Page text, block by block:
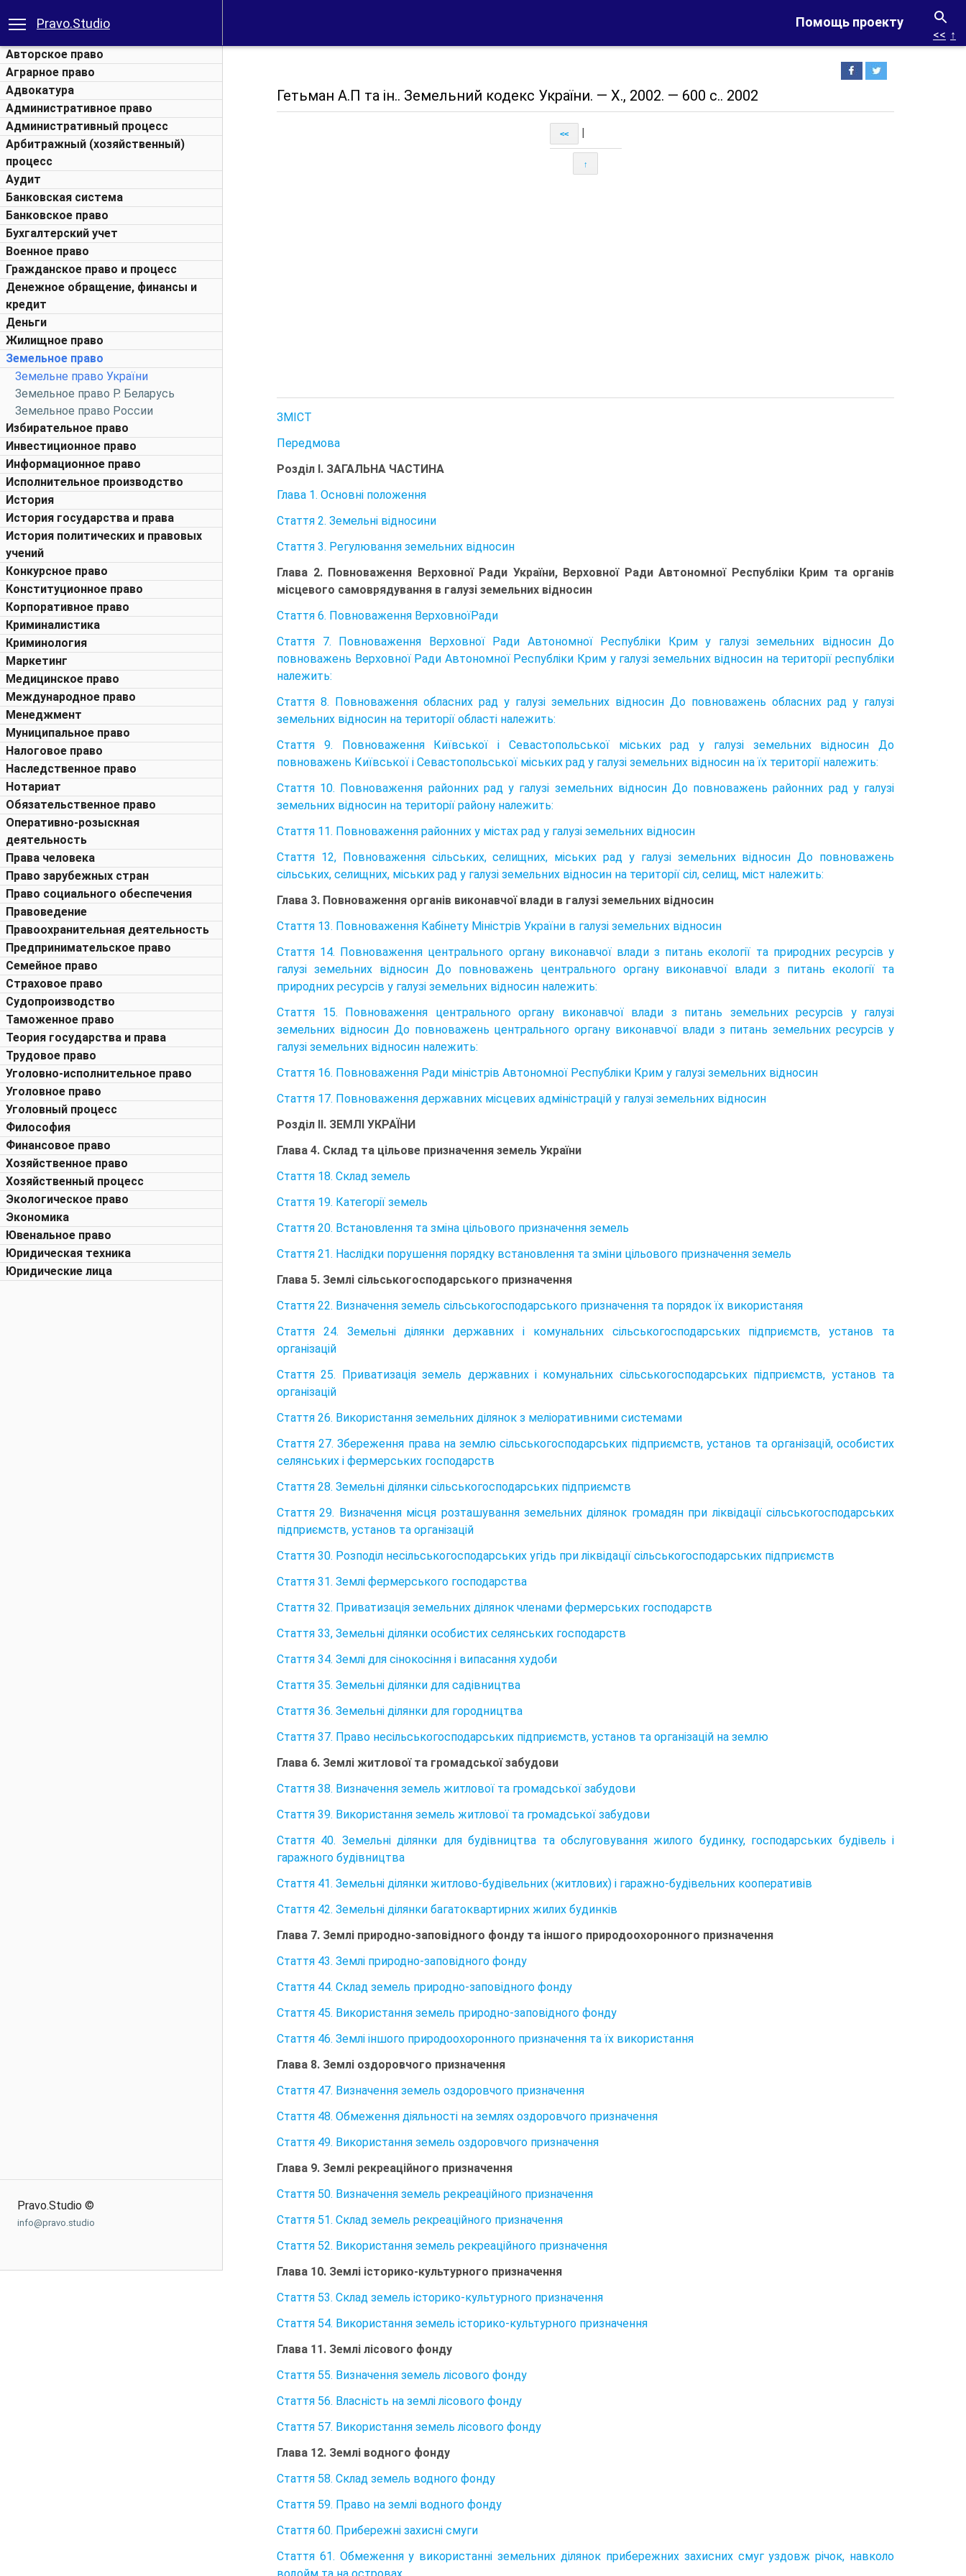
Помощь проекту
Pravo.Studio
Авторское право
Аграрное право
Адвокатура
Административное право
Административный процесс
Арбитражный (хозяйственный)
процесс
Аудит
Банковская система
Банковское право
Бухгалтерский учет
Военное право
Гражданское право и процесс
Денежное обращение, финансы и
кредит
Деньги
Жилищное право
Земельное право
Земельне право України
Земельное право Р. Беларусь
Земельное право России
Избирательное право
Инвестиционное право
Информационное право
Исполнительное производство
История
История государства и права
История политических и правовых
учений
Конкурсное право
Конституционное право
Корпоративное право
Криминалистика
Криминология
Маркетинг
Медицинское право
Международное право
Менеджмент
Муниципальное право
Налоговое право
Наследственное право
Нотариат
Обязательственное право
Оперативно-розыскная
деятельность
Права человека
Право зарубежных стран
Право социального обеспечения
Правоведение
Правоохранительная деятельность
Предпринимательское право
Семейное право
Страховое право
Судопроизводство
Таможенное право
Теория государства и права
Трудовое право
Уголовно-исполнительное право
Уголовное право
Уголовный процесс
Философия
Финансовое право
Хозяйственное право
Хозяйственный процесс
Экологическое право
Экономика
Ювенальное право
Юридическая техника
Юридические лица
Pravo.Studio ©
info@pravo.studio
<< ↑
Гетьман А.П та ін.. Земельний кодекс України. — X., 2002. — 600 с.. 2002
<<
↑
ЗМІСТ
Передмова
Розділ І. ЗАГАЛЬНА ЧАСТИНА
Глава 1. Основні положення
Стаття 2. Земельні відносини
Стаття 3. Регулювання земельних відносин
Глава 2. Повноваження Верховної Ради України, Верховної Ради Автономної Республіки Крим та органів
місцевого самоврядування в галузі земельних відносин
Стаття 6. Повноваження ВерховноїРади
Стаття 7. Повноваження Верховної Ради Автономної Республіки Крим у галузі земельних відносин До
повноважень Верховної Ради Автономної Рес­публіки Крим у галузі земельних відносин на тери­торії республіки
належить:
Стаття 8. Повноваження обласних рад у галузі земельних відносин До повноважень обласних рад у галузі
земельних відносин на території області належить:
Стаття 9. Повноваження Київської і Севастопольської міських рад у галузі земельних відносин До
повноважень Київської і Севастопольської мі­ських рад у галузі земельних відносин на їх терито­рії належить:
Стаття 10. Повноваження районних рад у галузі земельних відносин До повноважень районних рад у галузі
земельних відносин на території району належить:
Стаття 11. Повноваження районних у містах рад у галузі земельних відносин
Стаття 12, Повноваження сільських, селищних, міських рад у галузі земельних відносин До повноважень
сільських, селищних, міських рад у галузі земельних відносин на території сіл, селищ, міст належить:
Глава 3. Повноваження органів виконавчої влади в галузі земельних відносин
Стаття 13. Повноваження Кабінету Міністрів України в галузі земельних відносин
Стаття 14. Повноваження центрального органу виконавчої влади з питань екології та природних ресурсів у
галузі земельних відносин До повноважень центрального органу виконавчої влади з питань екології та
природних ресурсів у га­лузі земельних відносин належить:
Стаття 15. Повноваження центрального органу виконавчої влади з питань земельних ресурсів у галузі
земельних відносин До повноважень центрального органу виконавчої влади з питань земельних ресурсів у
галузі земель­них відносин належить:
Стаття 16. Повноваження Ради міністрів Автономної Республіки Крим у галузі земельних відносин
Стаття 17. Повноваження державних місцевих адміністрацій у галузі земельних відносин
Розділ ІІ. ЗЕМЛІ УКРАЇНИ
Глава 4. Склад та цільове призначення земель України
Стаття 18. Склад земель
Стаття 19. Категорії земель
Стаття 20. Встановлення та зміна цільового призначення земель
Стаття 21. Наслідки порушення порядку встановлення та зміни цільового призначення земель
Глава 5. Землі сільськогосподарського призначення
Стаття 22. Визначення земель сільськогосподарського призначення та порядок їх використаняя
Стаття 24. Земельні ділянки державних і комунальних сільськогосподарських підприємств, установ та
організацій
Стаття 25. Приватизація земель державних і комунальних сільськогосподарських підприємств, установ та
організацій
Стаття 26. Використання земельних ділянок з меліоративними системами
Стаття 27. Збереження права на землю сільськогосподарських підприємств, установ та організацій, особистих
селянських і фермерських господарств
Стаття 28. Земельні ділянки сільськогосподарських підприємств
Стаття 29. Визначення місця розташування земельних ділянок громадян при ліквідації сільськогосподарських
підприємств, установ та організацій
Стаття 30. Розподіл несільськогосподарських угідь при ліквідації сільськогосподарських підприємств
Стаття 31. Землі фермерського господарства
Стаття 32. Приватизація земельних ділянок членами фермерських господарств
Стаття 33, Земельні ділянки особистих селянських господарств
Стаття 34. Землі для сінокосіння і випасання худоби
Стаття 35. Земельні ділянки для садівництва
Стаття 36. Земельні ділянки для городництва
Стаття 37. Право несільськогосподарських підприємств, установ та організацій на землю
Глава 6. Землі житлової та громадської забудови
Стаття 38. Визначення земель житлової та громадської забудови
Стаття 39. Використання земель житлової та громадської забудови
Стаття 40. Земельні ділянки для будівництва та обслуговування жилого будинку, господарських будівель і
гаражного будівництва
Стаття 41. Земельні ділянки житлово-будівельних (житлових) і гаражно-будівельних кооперативів
Стаття 42. Земельні ділянки багатоквартирних жилих будинків
Глава 7. Землі природно-заповідного фонду та іншого природоохоронного призначення
Стаття 43. Землі природно-заповідного фонду
Стаття 44. Склад земель природно-заповідного фонду
Стаття 45. Використання земель природно-заповідного фонду
Стаття 46. Землі іншого природоохоронного призначення та їх використання
Глава 8. Землі оздоровчого призначення
Стаття 47. Визначення земель оздоровчого призначення
Стаття 48. Обмеження діяльності на землях оздоровчого призначення
Стаття 49. Використання земель оздоровчого призначення
Глава 9. Землі рекреаційного призначення
Стаття 50. Визначення земель рекреаційного призначення
Стаття 51. Склад земель рекреаційного призначення
Стаття 52. Використання земель рекреаційного призначення
Глава 10. Землі історико-культурного призначення
Стаття 53. Склад земель історико-культурного призначення
Стаття 54. Використання земель історико-культурного призначення
Глава 11. Землі лісового фонду
Стаття 55. Визначення земель лісового фонду
Стаття 56. Власність на землі лісового фонду
Стаття 57. Використання земель лісового фонду
Глава 12. Землі водного фонду
Стаття 58. Склад земель водного фонду
Стаття 59. Право на землі водного фонду
Стаття 60. Прибережні захисні смуги
Стаття 61. Обмеження у використанні земельних ділянок прибережних захисних смуг уздовж річок, навколо